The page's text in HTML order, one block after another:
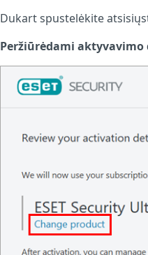
Dukart spustelėkite
Peržiūrėdami